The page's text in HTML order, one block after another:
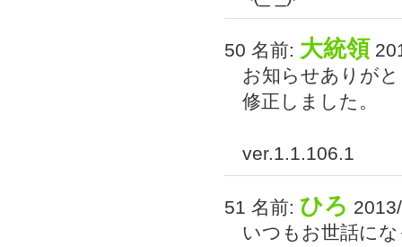
50 名前: 大統領
お知らせありが
修正しました。
ver.1.1.106.1
51 名前: ひろ
いつもお世話に